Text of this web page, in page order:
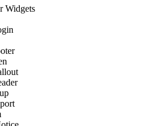
Widgets